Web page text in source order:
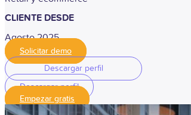
CLIENTE DESDE
Agosto 2025
Solicitar demo
Descargar perfil
Descargar perfil
Empezar gratis